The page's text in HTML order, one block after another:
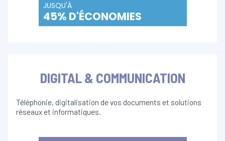
JUSQU'À
45% D'ÉCONOMIES
DIGITAL & COMMUNICATION
Téléphonie, digitalisation de vos documents et solutions
réseaux et informatiques.